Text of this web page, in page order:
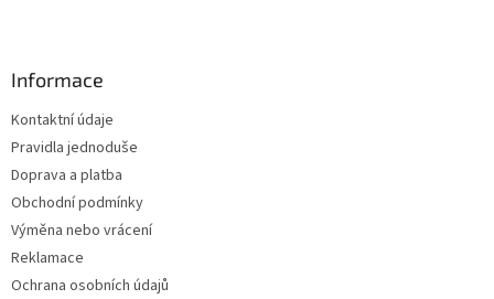
Informace
Kontaktní údaje
Pravidla jednoduše
Doprava a platba
Obchodní podmínky
Výměna nebo vrácení
Reklamace
Ochrana osobních údajů